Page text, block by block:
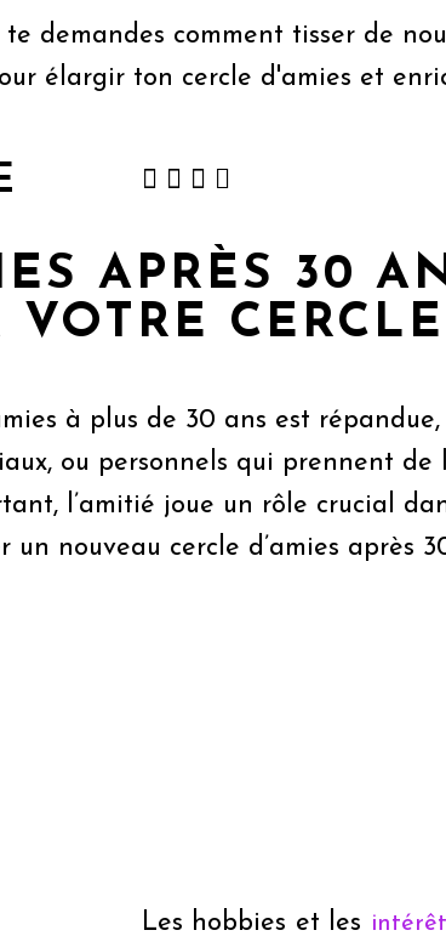
demandes comment tisser de
élargir ton cercle d'amies et
APRÈS 30
VOTRE
à plus de 30 ans est
ou personnels qui prennent de
l’amitié joue un rôle crucial
un nouveau cercle d’amies après
Les hobbies et les